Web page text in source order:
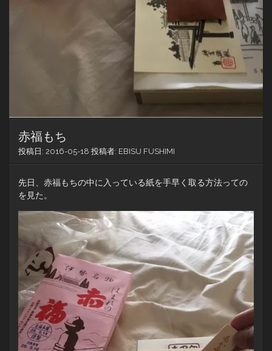
赤福もち
投稿日: 2016-05-18 投稿者: EBISU FUSHIMI
先日、赤福もちの中に入っている紙を手早く取る方法っての
を見た。